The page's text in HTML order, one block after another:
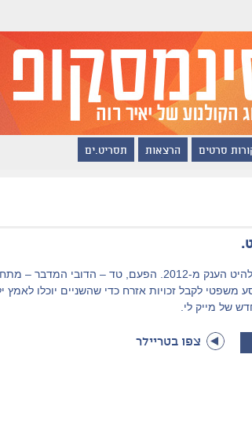
סרטים הרצאות תסריט.ים
סרט ההמשך ללהיט הענק מ-2012. הפעם, טד – הדובי המדבר
משפטי לקבל זכויות אזרח כדי שהשניים יוכלו לאמץ
של מייק לי.
צפו בטריילר